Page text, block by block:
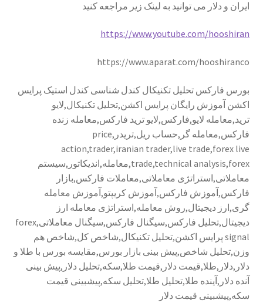
ایران و دلار می توانید به لینک زیر مراجعه کنید
https://www.youtube.com/hooshiran
https://www.aparat.com/hooshiranco
بورس فارکس تحلیل تکنیکال کندل شناسی کندل استیک پرایس
اکشن آموزش رایگان پرایس اکشن,تحلیل تکنیکال,لایو
ترید,معامله لایو,فارکس,لایو ترید فارکس,معامله زنده
فارکس,معامله گر,حساب ریل,تریدر,price
action,trader,iranian trader,live trade,forex live
trade,technical analysis,forex,معامله,اندیکاتور,سیستم
معاملاتی,استراتژی معاملاتی,معاملات فارکس,بازار
فارکس,آموزش فارکس,آموزش کریپتو,آموزش معامله
گری,ارز دیجیتال,روش معامله,استراتژی معامله ارز
دیجیتال,تحلیل فارکس,سیگنال فارکس,سیگنال معاملاتی,forex
signal پرایس اکشن,تحلیل تکنیکال,شاخص کل,شاخص هم
وزن,تحلیل شاخص,پیش بینی بازار بورس,مقایسه بورس با طلا و
دلار,دلار,طلا,قیمت دلار,قیمت طلا,سکه,تحلیل دلار,پیش بینی
آنده دلار,آینده طلا,تحلیل طلا,تحلیل سکه,پیشبینی قیمت
سکه,پیشبینی قیمت دلار